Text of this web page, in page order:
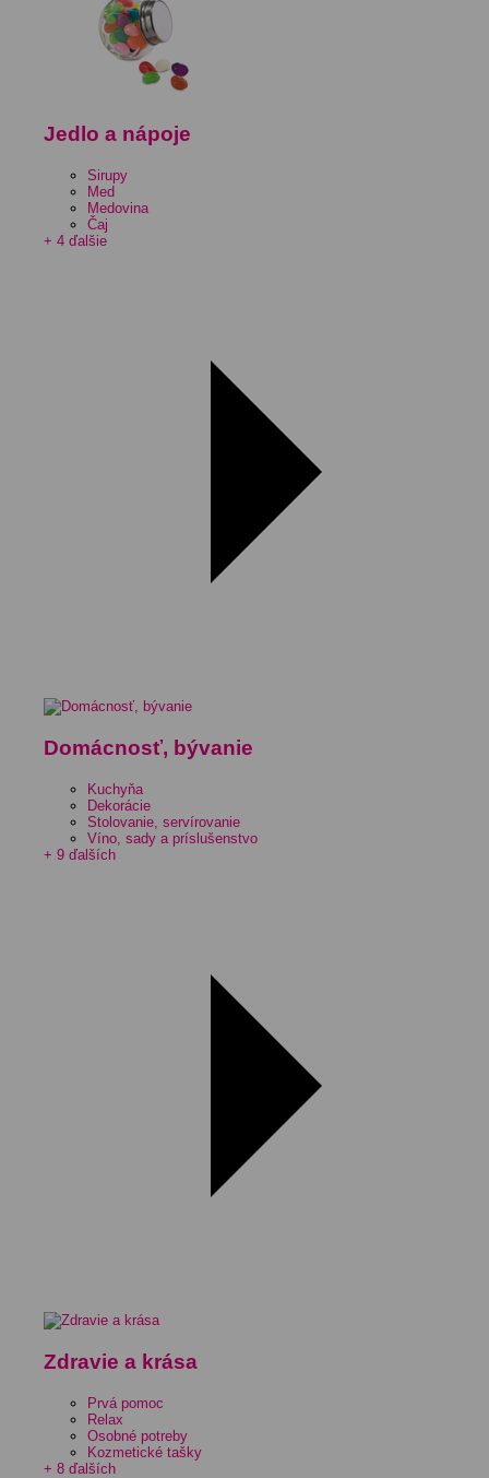
Jedlo a nápoje
Sirupy
Med
Medovina
Čaj
+ 4 ďalšie
Domácnosť, bývanie
Kuchyňa
Dekorácie
Stolovanie, servírovanie
Víno, sady a príslušenstvo
+ 9 ďalších
Zdravie a krása
Prvá pomoc
Relax
Osobné potreby
Kozmetické tašky
+ 8 ďalších